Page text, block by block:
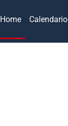
Home
Calendario